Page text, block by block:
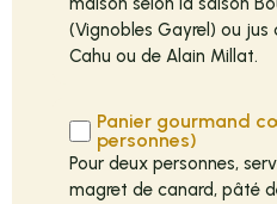
(Vignobles Gayrel) ou jus
Cahu ou de Alain Millat.
Panier gourmand
personnes)
Pour deux personnes,
magret de canard, pâté